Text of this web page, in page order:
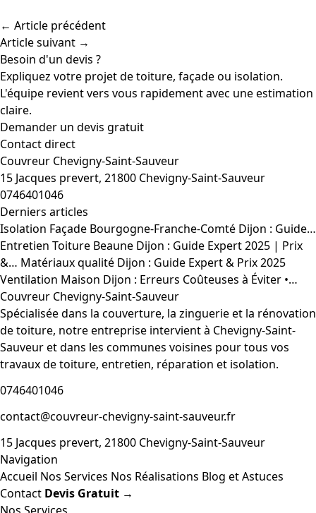
← Article précédent
Article suivant →
Besoin d'un devis ?
Expliquez votre projet de toiture, façade ou isolation.
L'équipe revient vers vous rapidement avec une estimation
claire.
Demander un devis gratuit
Contact direct
Couvreur Chevigny-Saint-Sauveur
15 Jacques prevert, 21800 Chevigny-Saint-Sauveur
0746401046
Derniers articles
Isolation Façade Bourgogne-Franche-Comté Dijon : Guide…
Entretien Toiture Beaune Dijon : Guide Expert 2025 | Prix
&… Matériaux qualité Dijon : Guide Expert & Prix 2025
Ventilation Maison Dijon : Erreurs Coûteuses à Éviter •…
Couvreur Chevigny-Saint-Sauveur
Spécialisée dans la couverture, la zinguerie et la rénovation
de toiture, notre entreprise intervient à Chevigny-Saint-
Sauveur et dans les communes voisines pour tous vos
travaux de toiture, entretien, réparation et isolation.
0746401046
contact@couvreur-chevigny-saint-sauveur.fr
15 Jacques prevert, 21800 Chevigny-Saint-Sauveur
Navigation
Accueil Nos Services Nos Réalisations Blog et Astuces
Contact Devis Gratuit →
Nos Services